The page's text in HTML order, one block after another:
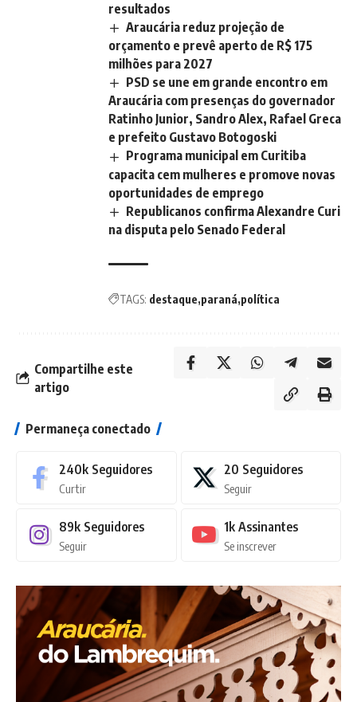
resultados
Araucária reduz projeção de
orçamento e prevê aperto de R$ 175
milhões para 2027
PSD se une em grande encontro em
Araucária com presenças do governador
Ratinho Junior, Sandro Alex, Rafael Greca
e prefeito Gustavo Botogoski
Programa municipal em Curitiba
capacita cem mulheres e promove novas
oportunidades de emprego
Republicanos confirma Alexandre Curi
na disputa pelo Senado Federal
TAGS: destaque paraná política
Compartilhe este
artigo
Permaneça conectado
240k Seguidores
Curtir
20 Seguidores
Seguir
89k Seguidores
Seguir
1k Assinantes
Se inscrever